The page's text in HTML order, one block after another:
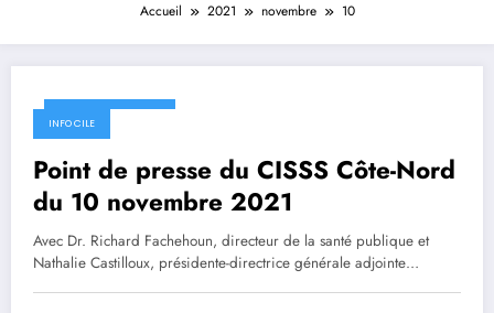
Accueil 2021 novembre 10
10 novembre 2021
INFO CILE
Point de presse du CISSS Côte-Nord
du 10 novembre 2021
Avec Dr. Richard Fachehoun, directeur de la santé publique et
Nathalie Castilloux, présidente-directrice générale adjointe…